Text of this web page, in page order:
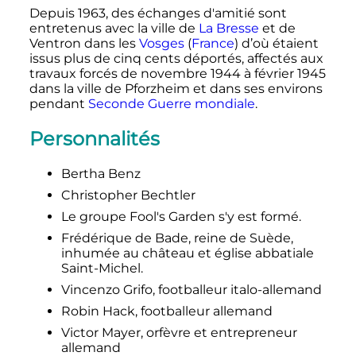
Depuis 1963, des échanges d'amitié sont
entretenus avec la ville de La Bresse et de
Ventron dans les Vosges(France) d’où étaient
issus plus de cinq cents déportés, affectés aux
travaux forcés de novembre 1944à février 1945
dans la ville de Pforzheim et dans ses environs
pendant Seconde Guerre mondiale.
Personnalités
Bertha Benz
Christopher Bechtler
Le groupe Fool's Garden s'y est formé.
Frédérique de Bade, reine de Suède,
inhumée au château et église abbatiale
Saint-Michel.
Vincenzo Grifo, footballeur italo-allemand
Robin Hack, footballeur allemand
Victor Mayer, orfèvre et entrepreneur
allemand